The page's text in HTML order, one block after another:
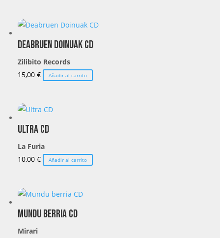
Deabruen Doinuak CD
Zilibito Records
15,00€ Añadir al carrito
Ultra CD
La Furia
10,00€ Añadir al carrito
Mundu berria CD
Mirari